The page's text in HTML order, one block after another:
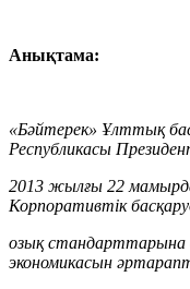
Анықтама:
«Бәйтерек» Ұлттық
Республикасы
2013 жылғы 22
Корпоративтік
озық стандарттарына
экономикасын